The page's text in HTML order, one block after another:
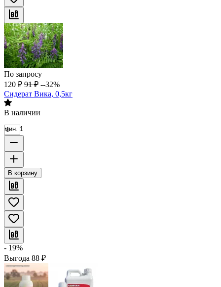
По запросу
120 ₽ 91 ₽ --32%
Сидерат Вика, 0,5кг
В наличии
мин. 1
В корзину
- 19%
Выгода 88 ₽